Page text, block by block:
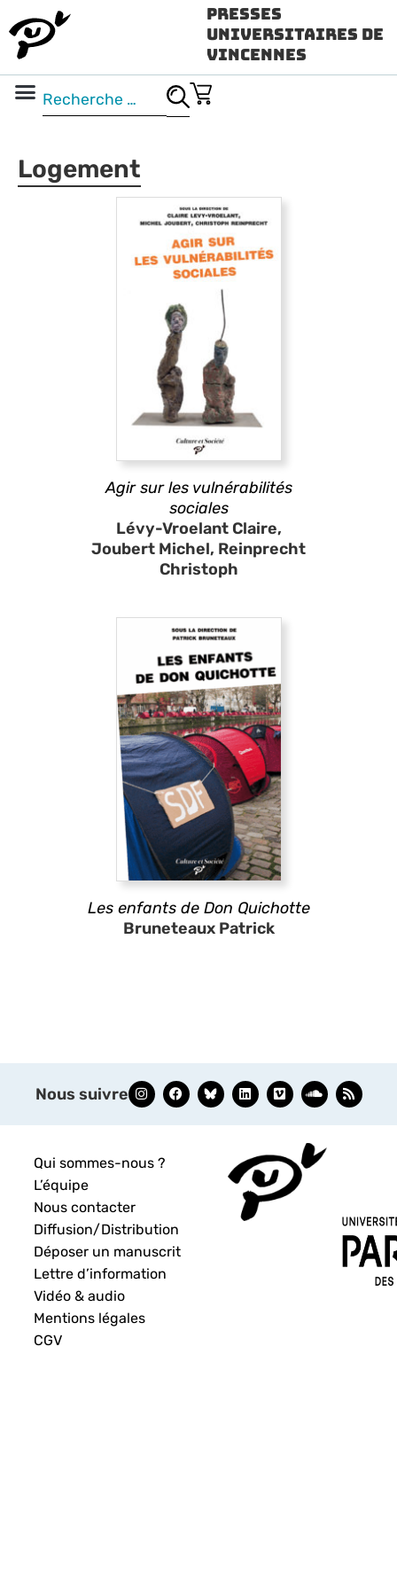
Presses
Universitaires de
Vincennes
Logement
Agir sur les vulnérabilités
sociales
Lévy-Vroelant Claire,
Joubert Michel, Reinprecht
Christoph
Les enfants de Don Quichotte
Bruneteaux Patrick
Nous suivre
Qui sommes-nous ?
L’équipe
Nous contacter
Diffusion/Distribution
Déposer un manuscrit
Lettre d’information
Vidéo & audio
Mentions légales
CGV